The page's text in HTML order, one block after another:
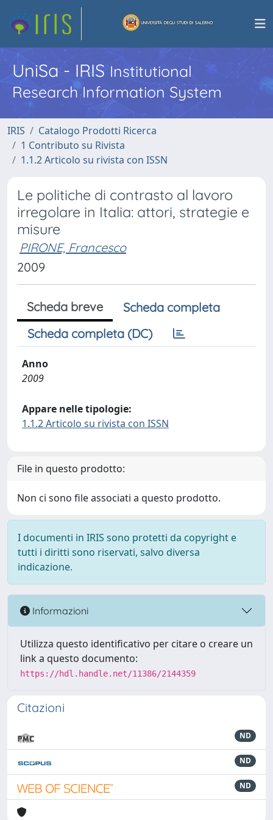
UniSa - IRISInstitutional
Research Information System
IRIS
Catalogo Prodotti Ricerca
1 Contributo su Rivista
1.1.2 Articolo su rivista con ISSN
Le politiche di contrasto al lavoro
irregolare in Italia: attori, strategie e
misure
PIRONE, Francesco
2009
Scheda breve
Scheda completa
Scheda completa (DC)
Anno
2009
Appare nelle tipologie:
1.1.2 Articolo su rivista con ISSN
File in questo prodotto:
Non ci sono file associati a questo prodotto.
I documenti in IRIS sono protetti da copyright e
tutti i diritti sono riservati, salvo diversa
indicazione.
Informazioni
Utilizza questo identificativo per citare o creare un
link a questo documento:
https://hdl.handle.net/11386/2144359
Citazioni
ND
ND
ND